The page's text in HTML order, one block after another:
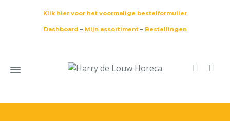
Klik hier voor het voormalige bestelformulier
Dashboard – Mijn assortiment– Bestellingen